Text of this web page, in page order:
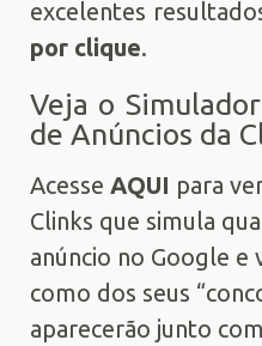
excelentes
por clique.
Veja o
de Anúncios da
Acesse AQUI para
Clinks que simula
anúncio no Google e
como dos seus
aparecerão junto